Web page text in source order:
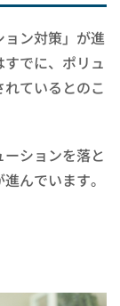
ン対策」が進
でに、ポリュ
ているとのこ
ションを落と
んでいます。